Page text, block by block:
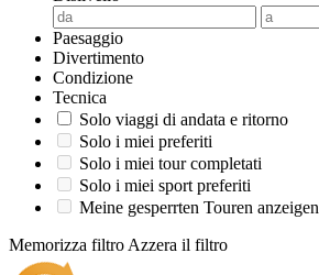
Paesaggio
Divertimento
Condizione
Tecnica
Solo viaggi di andata e ritorno
Solo i miei preferiti
Solo i miei tour completati
Solo i miei sport preferiti
Meine gesperrten Touren anzeigen
Memorizza filtro Azzera il filtro